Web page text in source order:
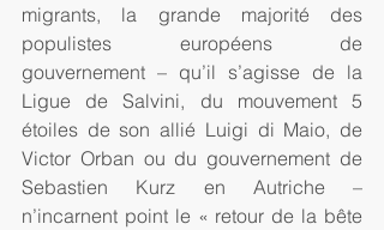
migrants, la grande majorité des
populistes européens de
gouvernement – qu’il s’agisse de la
Ligue de Salvini, du mouvement 5
étoiles de son allié Luigi di Maio, de
Victor Orban ou du gouvernement de
Sebastien Kurz en Autriche –
n’incarnent point le « retour de la bête